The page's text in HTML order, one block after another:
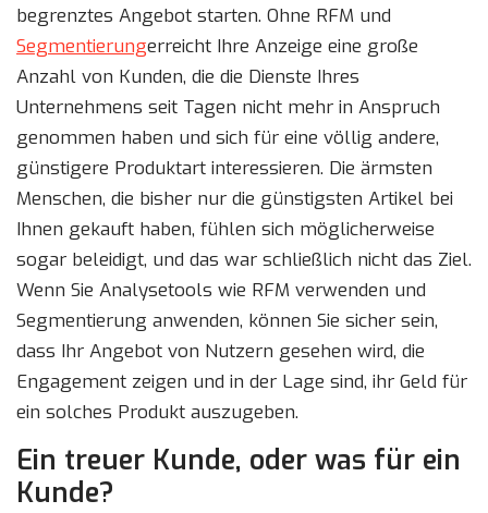
begrenztes Angebot starten. Ohne RFM und
Segmentierungerreicht Ihre Anzeige eine große
Anzahl von Kunden, die die Dienste Ihres
Unternehmens seit Tagen nicht mehr in Anspruch
genommen haben und sich für eine völlig andere,
günstigere Produktart interessieren. Die ärmsten
Menschen, die bisher nur die günstigsten Artikel bei
Ihnen gekauft haben, fühlen sich möglicherweise
sogar beleidigt, und das war schließlich nicht das Ziel.
Wenn Sie Analysetools wie RFM verwenden und
Segmentierung anwenden, können Sie sicher sein,
dass Ihr Angebot von Nutzern gesehen wird, die
Engagement zeigen und in der Lage sind, ihr Geld für
ein solches Produkt auszugeben.
Ein treuer Kunde, oder was für ein
Kunde?